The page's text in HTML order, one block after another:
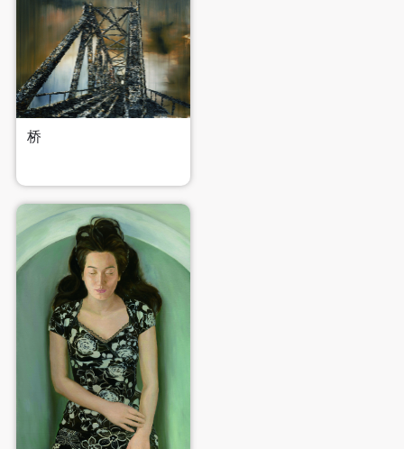
桥
手机号码
手机号码将作为您的登录账号
验证码
可使用雅昌艺术网会员账户登录